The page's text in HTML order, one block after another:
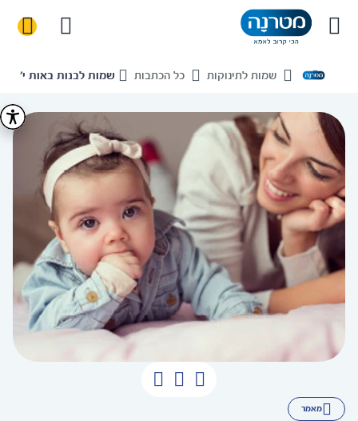
בית שמות לתינוקות כל הכתבות שמות לבנות באות י'
מאמר